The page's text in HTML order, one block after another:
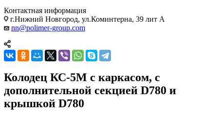
Контактная информация
г.Нижний Новгород, ул.Коминтерна, 39 лит А
nn@polimer-group.com
Колодец КС-5М с каркасом, с
дополнительной секцией D780 и
крышкой D780